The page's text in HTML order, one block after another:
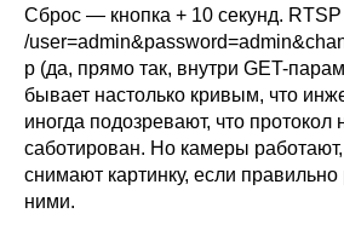
Сброс — кнопка + 10 секунд.
/
p (да, прямо так, внутри GET-
бывает настолько кривым, что
иногда подозревают, что протокол
саботирован. Но камеры работают,
снимают картинку, если правильно
ними.